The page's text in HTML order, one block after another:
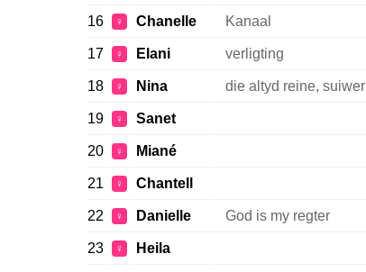
16 ♀ Chanelle Kanaal
17 ♀ Elani verligting
18 ♀ Nina die altyd reine, suiwer
19 ♀ Sanet
20 ♀ Miané
21 ♀ Chantell
22 ♀ Danielle God is my regter
23 ♀ Heila